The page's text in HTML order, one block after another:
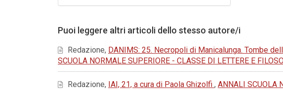
Puoi leggere altri articoli dello stesso autore/i
Redazione, DANIMS: 25. Necropoli di Manicalunga. Tombe
SCUOLA NORMALE SUPERIORE - CLASSE DI LETTERE E
Redazione, IAI, 21, a cura di Paola Ghizolfi , ANNALI SCUOLA